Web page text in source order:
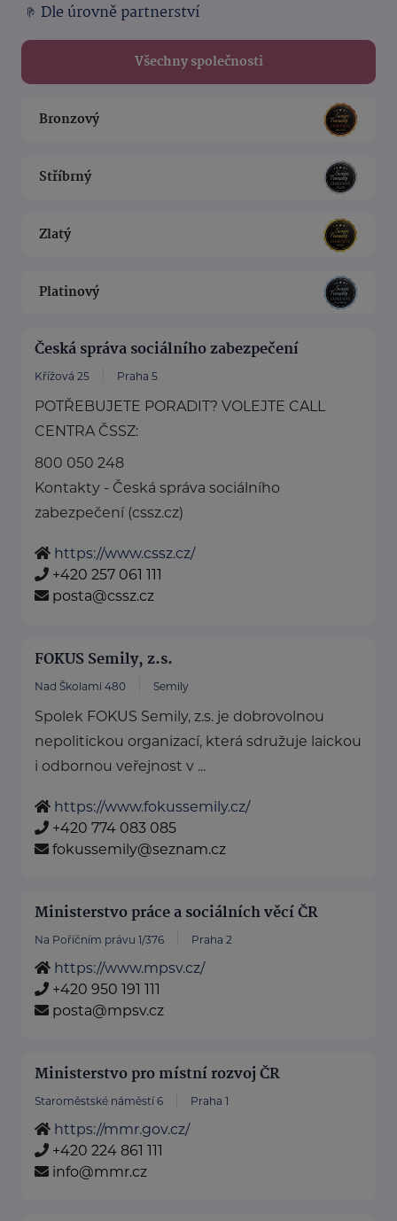
Dle úrovně partnerství
Všechny společnosti
Bronzový
Stříbrný
Zlatý
Platinový
Česká správa sociálního zabezpečení
Křížová 25 Praha 5
POTŘEBUJETE PORADIT? VOLEJTE CALL
CENTRA ČSSZ:
800 050 248
Kontakty - Česká správa sociálního
zabezpečení (cssz.cz)
https://www.cssz.cz/
+420 257 061 111
posta@cssz.cz
FOKUS Semily, z.s.
Nad Školami 480 Semily
Spolek FOKUS Semily, z.s. je dobrovolnou
nepolitickou organizací, která sdružuje laickou
i odbornou veřejnost v ...
https://www.fokussemily.cz/
+420 774 083 085
fokussemily@seznam.cz
Ministerstvo práce a sociálních věcí ČR
Na Poříčním právu 1/376 Praha 2
https://www.mpsv.cz/
+420 950 191 111
posta@mpsv.cz
Ministerstvo pro místní rozvoj ČR
Staroměstské náměstí 6 Praha 1
https://mmr.gov.cz/
+420 224 861 111
info@mmr.cz